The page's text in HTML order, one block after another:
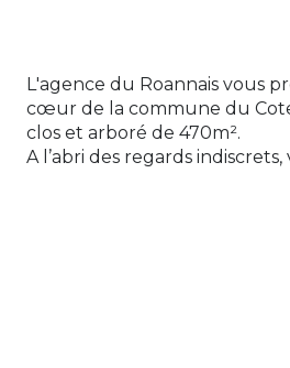
L'agence du Roannais vous
cœur de la commune du
clos et arboré de 470m².
A l’abri des regards
jardin ainsi que ses
Sur le même niveau une